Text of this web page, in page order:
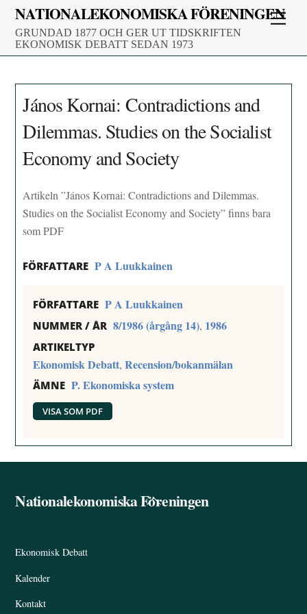
Skip
content
NATIONALEKONOMISKA FÖRENINGEN
GRUNDAD 1877 OCH GER UT TIDSKRIFTEN
EKONOMISK DEBATT SEDAN 1973
János Kornai: Contradictions and
Dilemmas. Studies on the Socialist
Economy and Society
Artikeln ”János Kornai: Contradictions and Dilemmas.
Studies on the Socialist Economy and Society” finns bara
som PDF
FÖRFATTARE P A Luukkainen
FÖRFATTARE P A Luukkainen
NUMMER / ÅR 8/1986 (årgång 14), 1986
ARTIKELTYP
Ekonomisk Debatt,Recension/bokanmälan
ÄMNE P. Ekonomiska system
VISA SOM PDF
Back
Nationalekonomiska Föreningen
Ekonomisk Debatt
Kalender
Kontakt